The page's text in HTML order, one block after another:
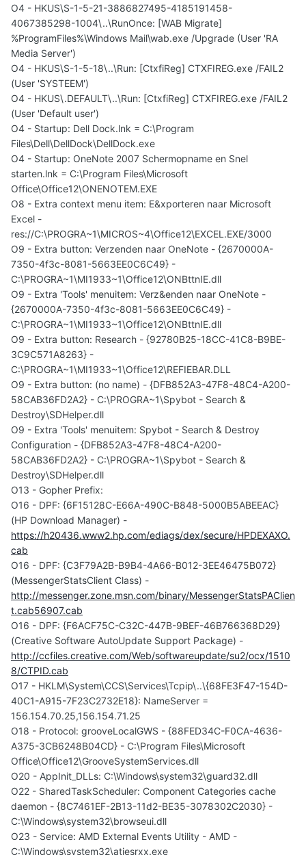
O4 - HKUS\S-1-5-21-3886827495-4185191458-
4067385298-1004\..\RunOnce: [WAB Migrate]
%ProgramFiles%\Windows Mail\wab.exe /Upgrade (User 'RA
Media Server')
O4 - HKUS\S-1-5-18\..\Run: [CtxfiReg] CTXFIREG.exe /FAIL2
(User 'SYSTEEM')
O4 - HKUS\.DEFAULT\..\Run: [CtxfiReg] CTXFIREG.exe /FAIL2
(User 'Default user')
O4 - Startup: Dell Dock.lnk = C:\Program
Files\Dell\DellDock\DellDock.exe
O4 - Startup: OneNote 2007 Schermopname en Snel
starten.lnk = C:\Program Files\Microsoft
Office\Office12\ONENOTEM.EXE
O8 - Extra context menu item: E&xporteren naar Microsoft
Excel -
res://C:\PROGRA~1\MICROS~4\Office12\EXCEL.EXE/3000
O9 - Extra button: Verzenden naar OneNote - {2670000A-
7350-4f3c-8081-5663EE0C6C49} -
C:\PROGRA~1\MI1933~1\Office12\ONBttnIE.dll
O9 - Extra 'Tools' menuitem: Verz&enden naar OneNote -
{2670000A-7350-4f3c-8081-5663EE0C6C49} -
C:\PROGRA~1\MI1933~1\Office12\ONBttnIE.dll
O9 - Extra button: Research - {92780B25-18CC-41C8-B9BE-
3C9C571A8263} -
C:\PROGRA~1\MI1933~1\Office12\REFIEBAR.DLL
O9 - Extra button: (no name) - {DFB852A3-47F8-48C4-A200-
58CAB36FD2A2} - C:\PROGRA~1\Spybot - Search &
Destroy\SDHelper.dll
O9 - Extra 'Tools' menuitem: Spybot - Search & Destroy
Configuration - {DFB852A3-47F8-48C4-A200-
58CAB36FD2A2} - C:\PROGRA~1\Spybot - Search &
Destroy\SDHelper.dll
O13 - Gopher Prefix:
O16 - DPF: {6F15128C-E66A-490C-B848-5000B5ABEEAC}
(HP Download Manager) -
https://h20436.www2.hp.com/ediags/dex/secure/HPDEXAXO.
cab
O16 - DPF: {C3F79A2B-B9B4-4A66-B012-3EE46475B072}
(MessengerStatsClient Class) -
http://messenger.zone.msn.com/binary/MessengerStatsPAClien
t.cab56907.cab
O16 - DPF: {F6ACF75C-C32C-447B-9BEF-46B766368D29}
(Creative Software AutoUpdate Support Package) -
http://ccfiles.creative.com/Web/softwareupdate/su2/ocx/1510
8/CTPID.cab
O17 - HKLM\System\CCS\Services\Tcpip\..\{68FE3F47-154D-
40C1-A915-7F23C2732E18}: NameServer =
156.154.70.25,156.154.71.25
O18 - Protocol: grooveLocalGWS - {88FED34C-F0CA-4636-
A375-3CB6248B04CD} - C:\Program Files\Microsoft
Office\Office12\GrooveSystemServices.dll
O20 - AppInit_DLLs: C:\Windows\system32\guard32.dll
O22 - SharedTaskScheduler: Component Categories cache
daemon - {8C7461EF-2B13-11d2-BE35-3078302C2030} -
C:\Windows\system32\browseui.dll
O23 - Service: AMD External Events Utility - AMD -
C:\Windows\system32\atiesrxx.exe